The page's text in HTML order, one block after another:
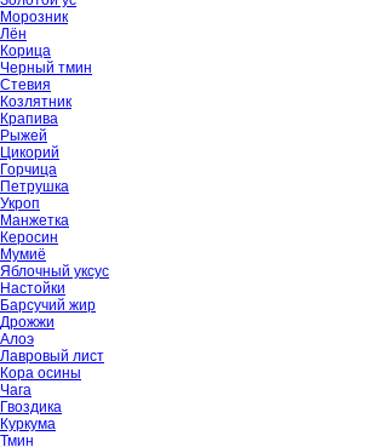
Морозник
Лён
Корица
Черный тмин
Стевия
Козлятник
Крапива
Рыжей
Цикорий
Горчица
Петрушка
Укроп
Манжетка
Керосин
Мумиё
Яблочный уксус
Настойки
Барсучий жир
Дрожжи
Алоэ
Лавровый лист
Кора осины
Чага
Гвоздика
Куркума
Тмин